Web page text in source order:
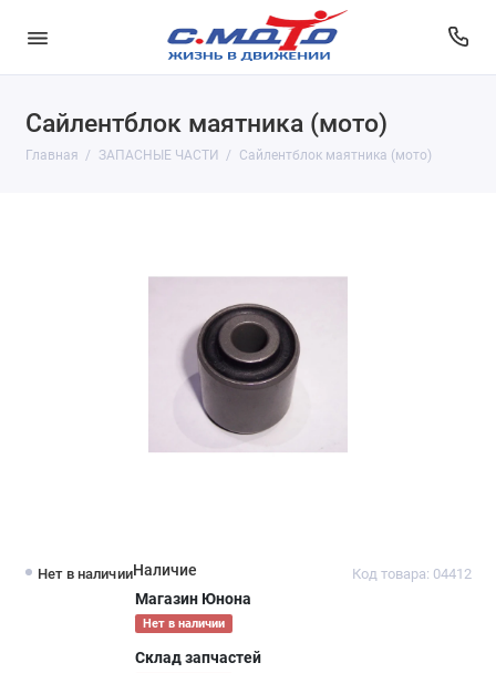
Сайлентблок маятника (мото)
Главная ЗАПАСНЫЕ ЧАСТИ Сайлентблок маятника (мото)
Нет в наличии Код товара: 04412
Наличие
Магазин Юнона
Нет в наличии
Склад запчастей